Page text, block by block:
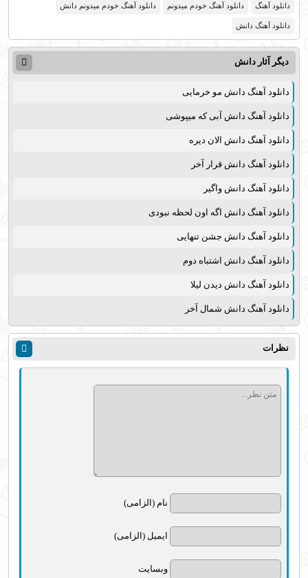
دانلود آهنگ دانلود آهنگ خودم میدونم دانلود آهنگ خودم میدونم دانش
دانلود آهنگ دانش
دیگر آثار دانش
دانلود آهنگ دانش مو خرمایی
دانلود آهنگ دانش آبی که میپوشی
دانلود آهنگ دانش الان دیره
دانلود آهنگ دانش قرار آخر
دانلود آهنگ دانش واگیر
دانلود آهنگ دانش اگه اون لحظه نبودی
دانلود آهنگ دانش جشن تنهایی
دانلود آهنگ دانش اشتباه دوم
دانلود آهنگ دانش دیدن لیلا
دانلود آهنگ دانش شمال آخر
نظرات
نام (الزامی)
ایمیل (الزامی)
وبسایت